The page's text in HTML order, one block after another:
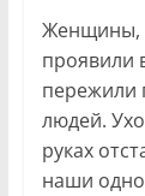
Женщины,
проявили
пережили
людей.
руках
наши